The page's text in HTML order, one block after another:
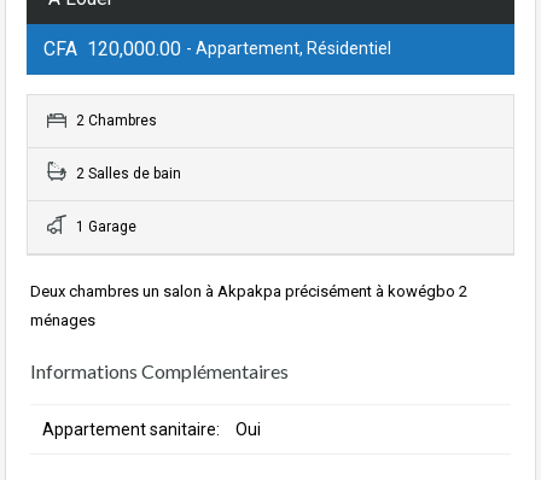
CFA 120,000.00 - Appartement, Résidentiel
2 Chambres
2 Salles de bain
1 Garage
Deux chambres un salon à Akpakpa précisément à kowégbo 2
ménages
Informations Complémentaires
Appartement sanitaire: Oui